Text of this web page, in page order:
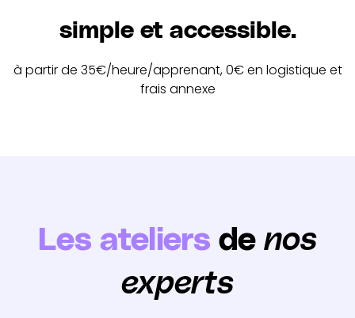
simple et accessible.
à partir de 35€/heure/apprenant, 0€ en logistique et
frais annexe
Les ateliers de nos
experts